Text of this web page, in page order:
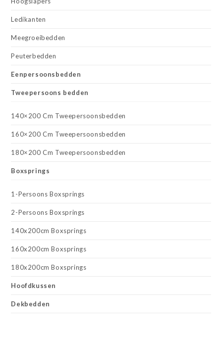
Ledikanten
Meegroeibedden
Peuterbedden
Eenpersoonsbedden
Tweepersoons bedden
140×200 Cm Tweepersoonsbedden
160×200 Cm Tweepersoonsbedden
180×200 Cm Tweepersoonsbedden
Boxsprings
1-Persoons Boxsprings
2-Persoons Boxsprings
140x200cm Boxsprings
160x200cm Boxsprings
180x200cm Boxsprings
Hoofdkussen
Dekbedden